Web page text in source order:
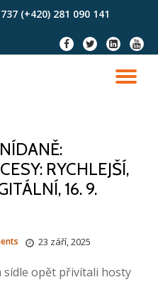
(+420) 281 090 141
fa-
facebook
fa-
twitter
fa-
linkedin-
square
fa-
RYCHLEJŠÍ,
16. 9.
23 září, 2025
sídle opět přivítali hosty